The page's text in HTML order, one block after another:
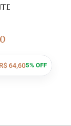
R$64,605% OFF